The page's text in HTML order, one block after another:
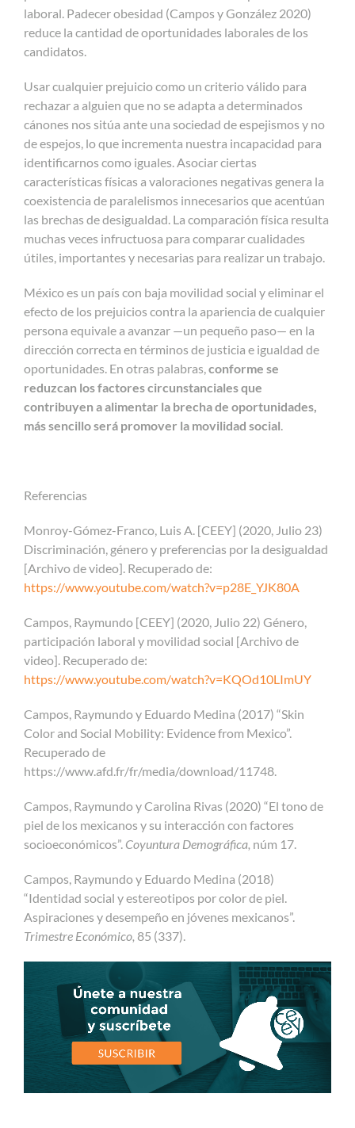
laboral. Padecer obesidad (Campos y González 2020)
reduce la cantidad de oportunidades laborales de los
candidatos.
Usar cualquier prejuicio como un criterio válido para
rechazar a alguien que no se adapta a determinados
cánones nos sitúa ante una sociedad de espejismos y no
de espejos, lo que incrementa nuestra incapacidad para
identificarnos como iguales. Asociar ciertas
características físicas a valoraciones negativas genera la
coexistencia de paralelismos innecesarios que acentúan
las brechas de desigualdad. La comparación física resulta
muchas veces infructuosa para comparar cualidades
útiles, importantes y necesarias para realizar un trabajo.
México es un país con baja movilidad social y eliminar el
efecto de los prejuicios contra la apariencia de cualquier
persona equivale a avanzar —un pequeño paso— en la
dirección correcta en términos de justicia e igualdad de
oportunidades. En otras palabras,conforme se
reduzcan los factores circunstanciales que
contribuyen a alimentar la brecha de oportunidades,
más sencillo será promover la movilidad social.
Referencias
Monroy-Gómez-Franco, Luis A. [CEEY] (2020, Julio 23)
Discriminación, género y preferencias por la desigualdad
[Archivo de video]. Recuperado de:
https://www.youtube.com/watch?v=p28E_YJK80A
Campos, Raymundo [CEEY] (2020, Julio 22) Género,
participación laboral y movilidad social [Archivo de
video]. Recuperado de:
https://www.youtube.com/watch?v=KQOd10LImUY
Campos, Raymundo y Eduardo Medina (2017) “Skin
Color and Social Mobility: Evidence from Mexico”.
Recuperado de
https://www.afd.fr/fr/media/download/11748.
Campos, Raymundo y Carolina Rivas (2020) “El tono de
piel de los mexicanos y su interacción con factores
socioeconómicos”. Coyuntura Demográfica, núm 17.
Campos, Raymundo y Eduardo Medina (2018)
“Identidad social y estereotipos por color de piel.
Aspiraciones y desempeño en jóvenes mexicanos”.
Trimestre Económico, 85 (337).